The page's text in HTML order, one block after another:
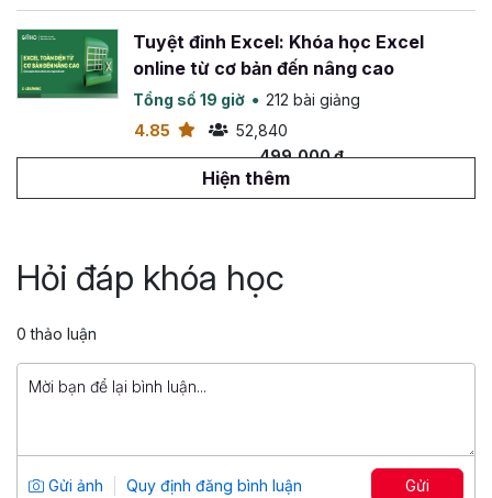
Tuyệt đỉnh Excel: Khóa học Excel
online từ cơ bản đến nâng cao
Tổng số 19 giờ
212 bài giảng
4.85
52,840
499,000 đ
799,000 đ
Tổng số 14 giờ
142 bài giảng
799,000 đ
Tổng số 12 giờ
91 bài giảng
Hiện thêm
Hỏi đáp khóa học
0 thảo luận
Gửi ảnh Quy định đăng bình luận Gửi